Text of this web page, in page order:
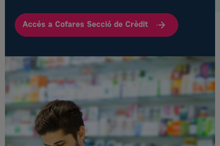
Accés a Cofares Secció de Crèdit